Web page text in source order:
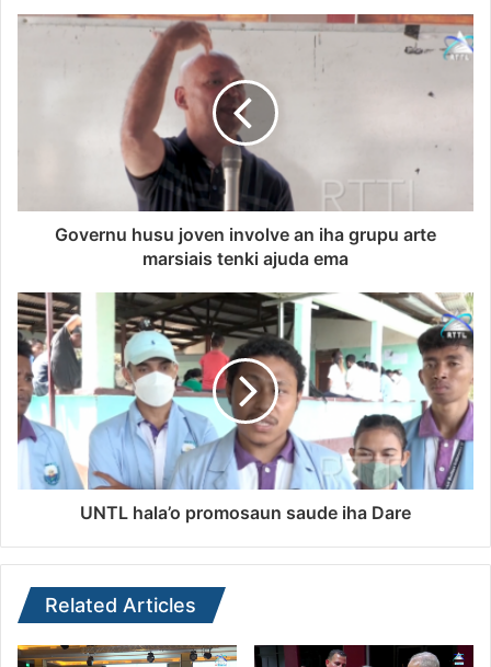
Governu husu joven involve an iha grupu arte
marsiais tenki ajuda ema
UNTL hala’o promosaun saude iha Dare
Related Articles